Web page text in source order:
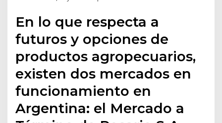
En lo que respecta a
futuros y opciones de
productos agropecuarios,
existen dos mercados en
funcionamiento en
Argentina: el Mercado a